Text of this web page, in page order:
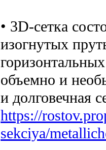
• 3D-сетка
изогнутых
объемно и
и долговечная
https://
sekciya/